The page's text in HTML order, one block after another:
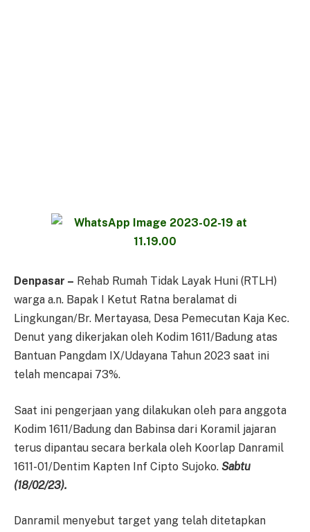
Denpasar – Rehab Rumah Tidak Layak Huni (RTLH)
warga a.n. Bapak I Ketut Ratna beralamat di
Lingkungan/Br. Mertayasa, Desa Pemecutan Kaja Kec.
Denut yang dikerjakan oleh Kodim 1611/Badung atas
Bantuan Pangdam IX/Udayana Tahun 2023 saat ini
telah mencapai 73%.
Saat ini pengerjaan yang dilakukan oleh para anggota
Kodim 1611/Badung dan Babinsa dari Koramil jajaran
terus dipantau secara berkala oleh Koorlap Danramil
1611-01/Dentim Kapten Inf Cipto Sujoko. Sabtu
(18/02/23).
Danramil menyebut target yang telah ditetapkan